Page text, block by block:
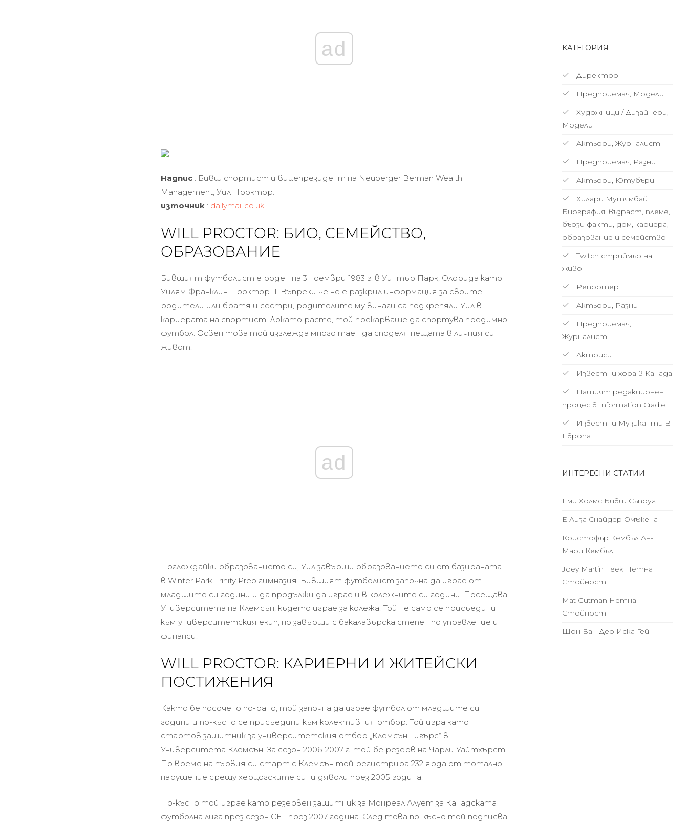
ad
Надпис: Бивш спортист и вицепрезидент на Neuberger Berman Wealth
Management, Уил Проктор.
източник : dailymail.co.uk
WILL PROCTOR: БИО, СЕМЕЙСТВО,
ОБРАЗОВАНИЕ
Бившият футболист е роден на 3 ноември 1983 г. в Уинтър Парк, Флорида като
Уилям Франклин Проктор II. Въпреки че не е разкрил информация за своите
родители или братя и сестри, родителите му винаги са подкрепяли Уил в
кариерата на спортист. Докато расте, той прекарваше да спортува предимно
футбол. Освен това той изглежда много таен да споделя нещата в личния си
живот.
ad
Поглеждайки образованието си, Уил завърши образованието си от базираната
в Winter Park Trinity Prep гимназия. Бившият футболист започна да играе от
младшите си години и да продължи да играе и в колежните си години. Посещава
Университета на Клемсън, където играе за колежа. Той не само се присъедини
към университетския екип, но завърши с бакалавърска степен по управление и
финанси.
WILL PROCTOR: КАРИЕРНИ И ЖИТЕЙСКИ
ПОСТИЖЕНИЯ
Както бе посочено по-рано, той започна да играе футбол от младшите си
години и по-късно се присъедини към колективния отбор. Той игра като
стартов защитник за университетския отбор „Клемсън Тигърс“ в
Университета Клемсън. За сезон 2006-2007 г. той бе резерв на Чарли Уайтхърст.
По време на първия си старт с Клемсън той регистрира 232 ярда от тотално
нарушение срещу херцогските сини дяволи през 2005 година.
По-късно той играе като резервен защитник за Монреал Алует за Канадската
футболна лига през сезон CFL през 2007 година. След това по-късно той подписва
КАТЕГОРИЯ
Директор
Предприемач, Модели
Художници / Дизайнери,
Модели
Актьори, Журналист
Предприемач, Разни
Актьори, Ютубъри
Хилари Мутямбай
Биография, възраст, племе,
бързи факти, дом, кариера,
образование и семейство
Twitch стриймър на
живо
Репортер
Актьори, Разни
Предприемач,
Журналист
Актриси
Известни хора в Канада
Нашият редакционен
процес в Information Cradle
Известни Музиканти В
Европа
ИНТЕРЕСНИ СТАТИИ
Еми Холмс Бивш Съпруг
Е Лиза Снайдер Омъжена
Кристофър Кембъл Ан-
Мари Кембъл
Joey Martin Feek Нетна
Стойност
Mat Gutman Нетна
Стойност
Шон Ван Дер Иска Гей